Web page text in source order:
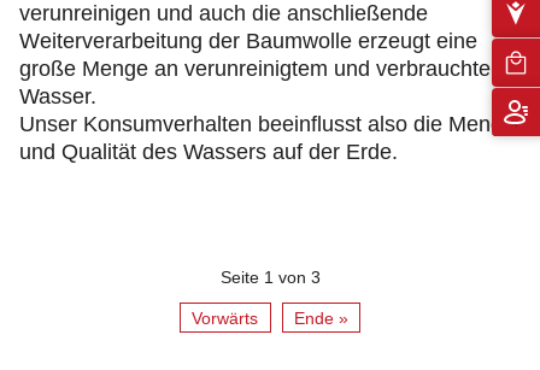
verunreinigen und auch die anschließende
Weiterverarbeitung der Baumwolle erzeugt eine
große Menge an verunreinigtem und verbrauchtem
Wasser.
Unser Konsumverhalten beeinflusst also die Menge
und Qualität des Wassers auf der Erde.
Seite 1 von 3
Vorwärts Ende »